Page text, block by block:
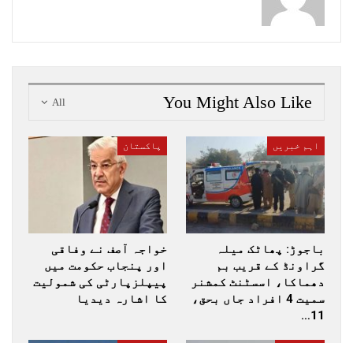
All You Might Also Like
اہم خبریں
باجوڑ: پھاٹک میلہ
گراونڈ کے قریب بم
دھماکا، اسسٹنٹ کمشنر
سمیت 4 افراد جاں بحق،
11…
پاکستان
خواجہ آصف نے وفاقی
اور پنجاب حکومت میں
پیپلزپارٹی کی شمولیت
کا اشارہ دیدیا